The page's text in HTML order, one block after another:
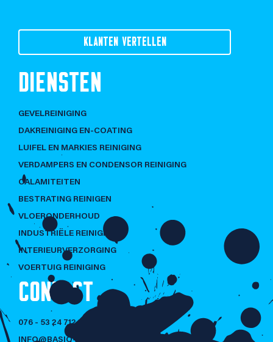
KLANTEN VERTELLEN
DIENSTEN
GEVELREINIGING
DAKREINIGING EN-COATING
LUIFEL EN MARKIES REINIGING
VERDAMPERS EN CONDENSOR REINIGING
CALAMITEITEN
BESTRATING REINIGEN
VLOERONDERHOUD
INDUSTRIËLE REINIGING
INTERIEURVERZORGING
VOERTUIG REINIGING
CONTACT
076 - 53 24 712
INFO@BASIQ-CLEANING.NL